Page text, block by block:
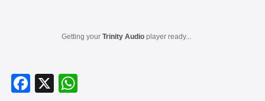
Getting your Trinity Audio player ready...
F
X